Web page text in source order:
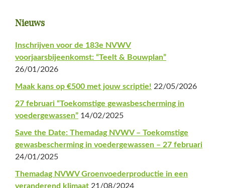
Primaire
Sidebar
Nieuws
Inschrijven voor de 183e NVWV
voorjaarsbijeenkomst: “Teelt & Bouwplan”
26/01/2026
Maak kans op €500 met jouw scriptie! 22/05/2026
27 februari “Toekomstige gewasbescherming in
voedergewassen” 14/02/2025
Save the Date: Themadag NVWV – Toekomstige
gewasbescherming in voedergewassen – 27 februari
24/01/2025
Themadag NVWV Groenvoederproductie in een
veranderend klimaat 21/08/2024